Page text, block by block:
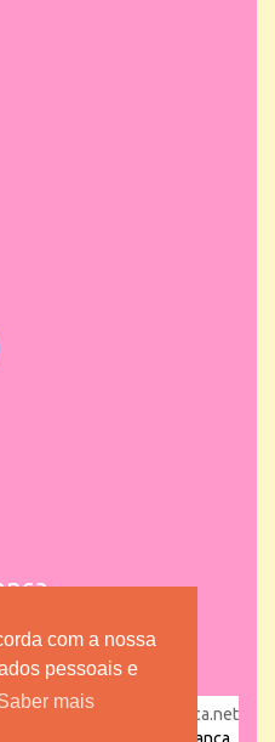
com a nossa
pessoais e
mais
www.lojadacrianca.net